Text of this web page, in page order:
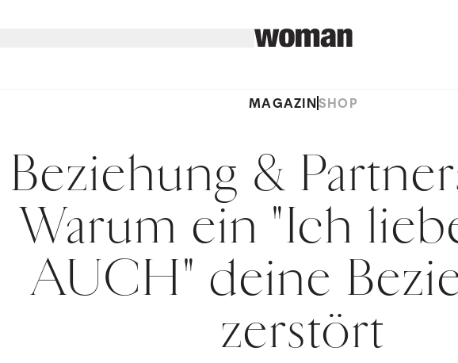
MAGAZINSHOP
Beziehung &
Warum ein "Ich
AUCH" deine
zerstört